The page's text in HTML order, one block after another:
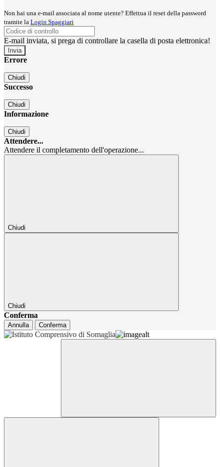
Non hai una e-mail associata al nome utente? Effettua il reset della password
tramite la Login Spaggiari
E-mail inviata, si prega di controllare la casella di posta elettronica!
Errore
Chiudi
Successo
Chiudi
Informazione
Chiudi
Attendere...
Attendere il completamento dell'operazione...
Chiudi
Chiudi
Conferma
Annulla Conferma